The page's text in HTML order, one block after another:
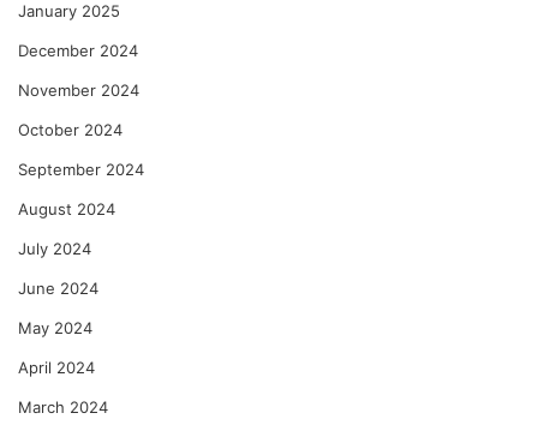
January 2025
December 2024
November 2024
October 2024
September 2024
August 2024
July 2024
June 2024
May 2024
April 2024
March 2024